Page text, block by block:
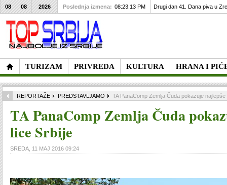
TURIZAM PRIVREDA KULTURA HRANA I
08 08 2026 Poslednja izmena: 08:23:13 PM Drugi dan 41. Dana piva u
REPORTAŽE PREDSTAVLJAMO TA PanaComp Zemlja Čuda pokazuje najlepše
TA PanaComp Zemlja Čuda
lice Srbije
SREDA, 11 MAJ 2016 09:24